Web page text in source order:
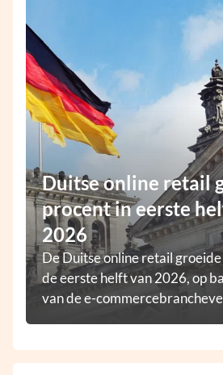
Duitse online retail
procent in eerste
2026
De Duitse online retail
de eerste helft van 2026, op
van de e-